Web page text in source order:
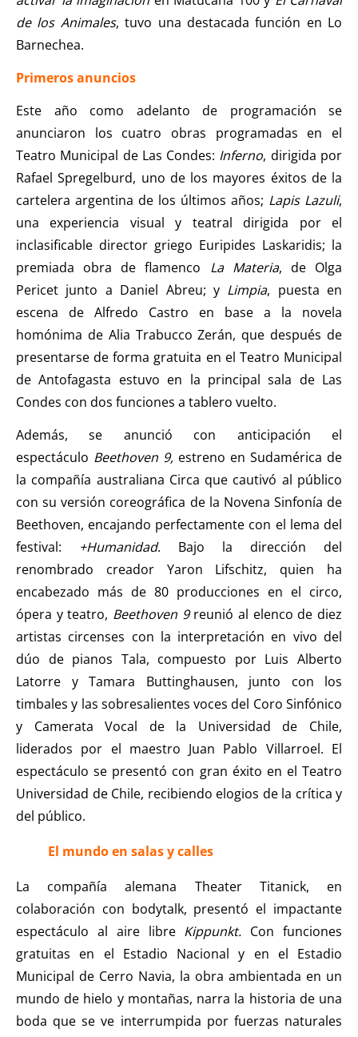
de los Animales, tuvo una destacada función en Lo
Barnechea.
Primeros anuncios
Este año como adelanto de programación se
anunciaron los cuatro obras programadas en el
Teatro Municipal de Las Condes: Inferno, dirigida por
Rafael Spregelburd, uno de los mayores éxitos de la
cartelera argentina de los últimos años; Lapis Lazuli,
una experiencia visual y teatral dirigida por el
inclasificable director griego Euripides Laskaridis; la
premiada obra de flamenco La Materia, de Olga
Pericet junto a Daniel Abreu; y Limpia, puesta en
escena de Alfredo Castro en base a la novela
homónima de Alia Trabucco Zerán, que después de
presentarse de forma gratuita en el Teatro Municipal
de Antofagasta estuvo en la principal sala de Las
Condes con dos funciones a tablero vuelto.
Además, se anunció con anticipación el
espectáculo Beethoven 9, estreno en Sudamérica de
la compañía australiana Circa que cautivó al público
con su versión coreográfica de la Novena Sinfonía de
Beethoven, encajando perfectamente con el lema del
festival: +Humanidad. Bajo la dirección del
renombrado creador Yaron Lifschitz, quien ha
encabezado más de 80 producciones en el circo,
ópera y teatro, Beethoven 9reunió al elenco de diez
artistas circenses con la interpretación en vivo del
dúo de pianos Tala, compuesto por Luis Alberto
Latorre y Tamara Buttinghausen, junto con los
timbales y las sobresalientes voces del Coro Sinfónico
y Camerata Vocal de la Universidad de Chile,
liderados por el maestro Juan Pablo Villarroel. El
espectáculo se presentó con gran éxito en el Teatro
Universidad de Chile, recibiendo elogios de la crítica y
del público.
El mundo en salas y calles
La compañía alemana Theater Titanick, en
colaboración con bodytalk, presentó el impactante
espectáculo al aire libre Kippunkt. Con funciones
gratuitas en el Estadio Nacional y en el Estadio
Municipal de Cerro Navia, la obra ambientada en un
mundo de hielo y montañas, narra la historia de una
boda que se ve interrumpida por fuerzas naturales